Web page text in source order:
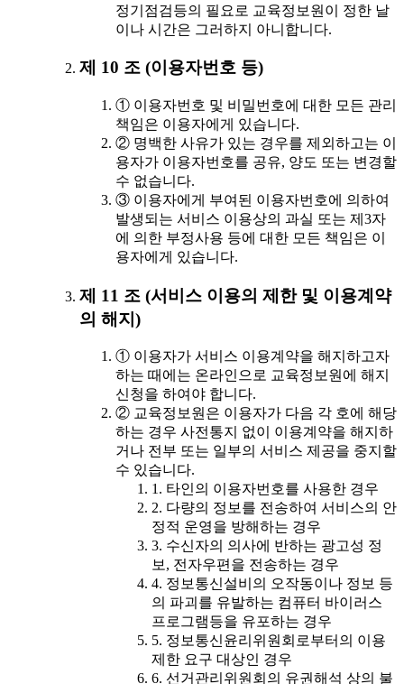
정기점검등의 필요로 교육정보원이 정한 날
이나 시간은 그러하지 아니합니다.
제 10 조 (이용자번호 등)
① 이용자번호 및 비밀번호에 대한 모든 관리
책임은 이용자에게 있습니다.
② 명백한 사유가 있는 경우를 제외하고는 이
용자가 이용자번호를 공유, 양도 또는 변경할
수 없습니다.
③ 이용자에게 부여된 이용자번호에 의하여
발생되는 서비스 이용상의 과실 또는 제3자
에 의한 부정사용 등에 대한 모든 책임은 이
용자에게 있습니다.
제 11 조 (서비스 이용의 제한 및 이용계약
의 해지)
① 이용자가 서비스 이용계약을 해지하고자
하는 때에는 온라인으로 교육정보원에 해지
신청을 하여야 합니다.
② 교육정보원은 이용자가 다음 각 호에 해당
하는 경우 사전통지 없이 이용계약을 해지하
거나 전부 또는 일부의 서비스 제공을 중지할
수 있습니다.
1. 타인의 이용자번호를 사용한 경우
2. 다량의 정보를 전송하여 서비스의 안
정적 운영을 방해하는 경우
3. 수신자의 의사에 반하는 광고성 정
보, 전자우편을 전송하는 경우
4. 정보통신설비의 오작동이나 정보 등
의 파괴를 유발하는 컴퓨터 바이러스
프로그램등을 유포하는 경우
5. 정보통신윤리위원회로부터의 이용
제한 요구 대상인 경우
6. 선거관리위원회의 유권해석 상의 불